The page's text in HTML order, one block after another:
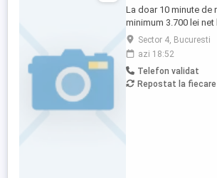
La doar 10 minute de
minimum 3.700 lei net
2.833 lei Tichete de
transport: 300 lei lună
Bonusuri de
Prime de Paște și de
noapte Program: Luni
Sector 4, Bucuresti
azi 18:52
Telefon validat
Repostat la fiecare